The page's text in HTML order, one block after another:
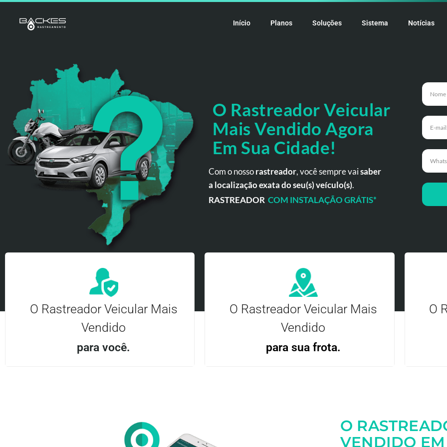
Início Planos Soluções Sistema Notícias
O RastreadorVeicular
Mais Vendido Agora
Em Sua Cidade!
Com o nossorastreador, você sempre vaisaber
a localização exata do seu(s) veículo(s).
RASTREADOR COM INSTALAÇÃO GRÁTIS*
O Rastreador Veicular Mais
Vendido
para você.
Entre em contato
O Rastreador Veicular Mais
Vendido
para sua frota.
O
O
VENDIDO